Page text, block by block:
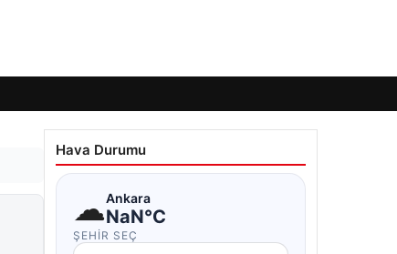
Hava Durumu
☁Ankara
NaN°C
ŞEHIR SEÇ